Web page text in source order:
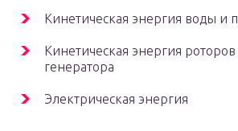
Кинетическая энергия воды и
Кинетическая энергия
генератора
Электрическая энергия